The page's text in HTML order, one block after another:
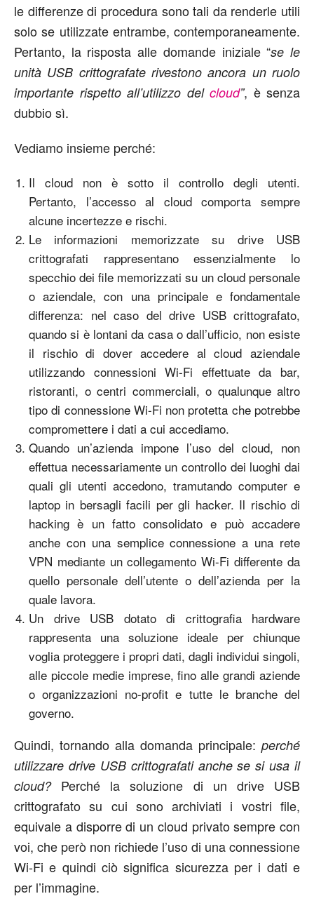
le differenze di procedura sono tali da renderle utili
solo se utilizzate entrambe, contemporaneamente.
Pertanto, la risposta alle domande iniziale “se le
unità USB crittografate rivestono ancora un ruolo
importante rispetto all’utilizzo del cloud”, è senza
dubbio sì.
Vediamo insieme perché:
Il cloud non è sotto il controllo degli utenti.
Pertanto, l’accesso al cloud comporta sempre
alcune incertezze e rischi.
Le informazioni memorizzate su drive USB
crittografati rappresentano essenzialmente lo
specchio dei file memorizzati su un cloud personale
o aziendale, con una principale e fondamentale
differenza: nel caso del drive USB crittografato,
quando si è lontani da casa o dall’ufficio, non esiste
il rischio di dover accedere al cloud aziendale
utilizzando connessioni Wi-Fi effettuate da bar,
ristoranti, o centri commerciali, o qualunque altro
tipo di connessione Wi-Fi non protetta che potrebbe
compromettere i dati a cui accediamo.
Quando un’azienda impone l’uso del cloud, non
effettua necessariamente un controllo dei luoghi dai
quali gli utenti accedono, tramutando computer e
laptop in bersagli facili per gli hacker. Il rischio di
hacking è un fatto consolidato e può accadere
anche con una semplice connessione a una rete
VPN mediante un collegamento Wi-Fi differente da
quello personale dell’utente o dell’azienda per la
quale lavora.
Un drive USB dotato di crittografia hardware
rappresenta una soluzione ideale per chiunque
voglia proteggere i propri dati, dagli individui singoli,
alle piccole medie imprese, fino alle grandi aziende
o organizzazioni no-profit e tutte le branche del
governo.
Quindi, tornando alla domanda principale: perché
utilizzare drive USB crittografati anche se si usa il
cloud? Perché la soluzione di un drive USB
crittografato su cui sono archiviati i vostri file,
equivale a disporre di un cloud privato sempre con
voi, che però non richiede l’uso di una connessione
Wi-Fi e quindi ciò significa sicurezza per i dati e
per l’immagine.